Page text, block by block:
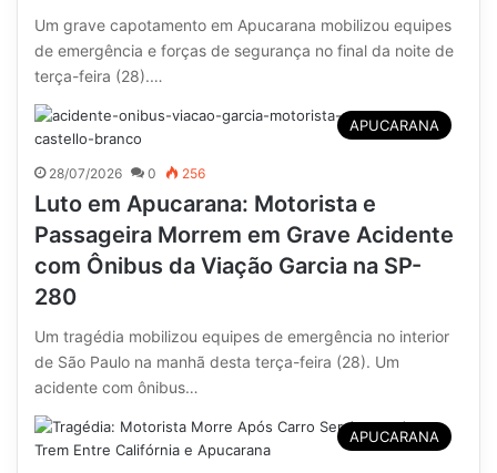
Um grave capotamento em Apucarana mobilizou equipes
de emergência e forças de segurança no final da noite de
terça-feira (28).…
APUCARANA
28/07/2026 0 256
Luto em Apucarana: Motorista e
Passageira Morrem em Grave Acidente
com Ônibus da Viação Garcia na SP-
280
Um tragédia mobilizou equipes de emergência no interior
de São Paulo na manhã desta terça-feira (28). Um
acidente com ônibus…
APUCARANA